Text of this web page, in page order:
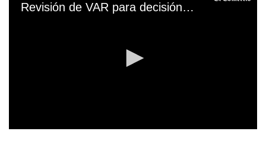
Revisión de VAR para decisión de expulsión a Miguel Araujo